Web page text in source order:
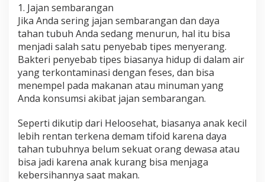
1. Jajan sembarangan
Jika Anda sering jajan sembarangan dan daya
tahan tubuh Anda sedang menurun, hal itu bisa
menjadi salah satu penyebab tipes menyerang.
Bakteri penyebab tipes biasanya hidup di dalam air
yang terkontaminasi dengan feses, dan bisa
menempel pada makanan atau minuman yang
Anda konsumsi akibat jajan sembarangan.
Seperti dikutip dari Heloosehat, biasanya anak kecil
lebih rentan terkena demam tifoid karena daya
tahan tubuhnya belum sekuat orang dewasa atau
bisa jadi karena anak kurang bisa menjaga
kebersihannya saat makan.